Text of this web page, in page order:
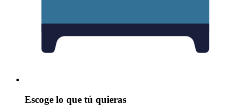
Escoge lo que tú quieras